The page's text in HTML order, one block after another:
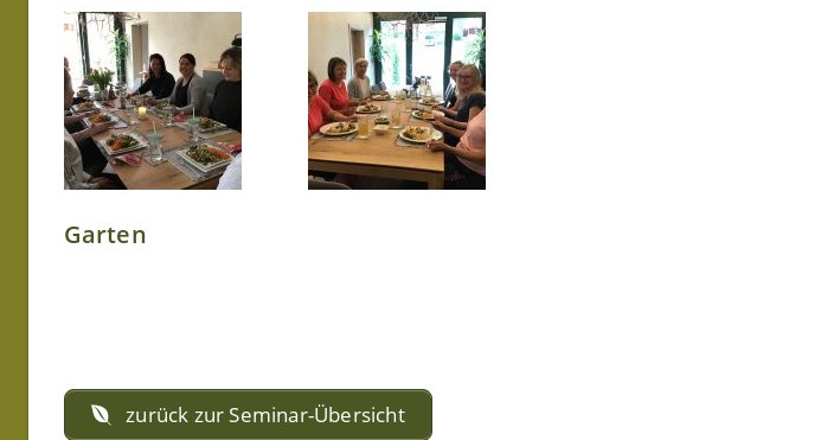
Garten
zurück zur Seminar-Übersicht